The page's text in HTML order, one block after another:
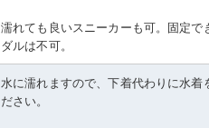
濡れても良いスニーカーも可。固定で
ダルは不可。
水に濡れますので、下着代わりに水着
ださい。